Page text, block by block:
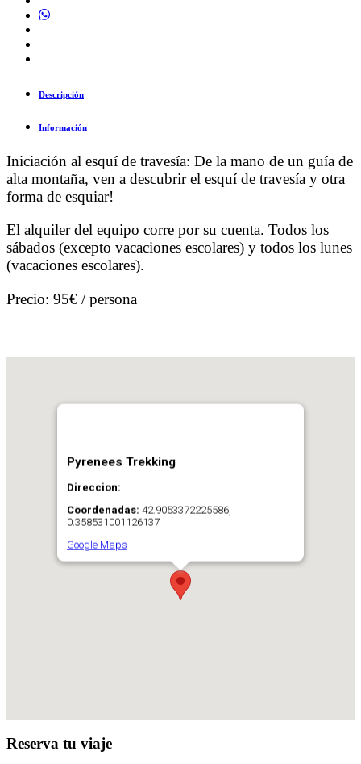
Descripción
Información
Iniciación al esquí de travesía: De la mano de un guía de
alta montaña, ven a descubrir el esquí de travesía y otra
forma de esquiar!
El alquiler del equipo corre por su cuenta. Todos los
sábados (excepto vacaciones escolares) y todos los lunes
(vacaciones escolares).
Precio: 95€ / persona
Pyrenees Trekking
Direccion:
Coordenadas: 42.9053372225586,
0.358531001126137
Google Maps
Reserva tu viaje